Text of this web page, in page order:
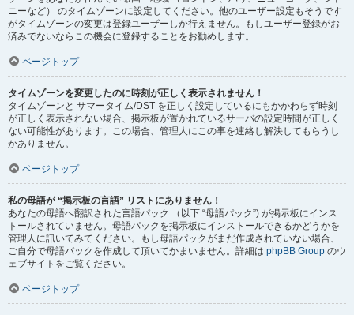
ニーなど） のタイムゾーンに設定してください。他のユーザー設定もそうです
がタイムゾーンの変更は登録ユーザーしか行えません。もしユーザー登録がお
済みでないならこの機会に登録することをお勧めします。
ページトップ
タイムゾーンを変更したのに時刻が正しく表示されません！
タイムゾーンと サマータイム/DST を正しく設定しているにもかかわらず時刻
が正しく表示されない場合、掲示板が置かれているサーバの設定時間が正しく
ない可能性があります。この場合、管理人にこの事を連絡し解決してもらうし
かありません。
ページトップ
私の母語が “掲示板の言語” リストにありません！
あなたの母語へ翻訳された言語パック （以下 “母語パック”) が掲示板にインス
トールされていません。母語パックを掲示板にインストールできるかどうかを
管理人に訊いてみてください。もし母語パックがまだ作成されていない場合、
ご自分で母語パックを作成して頂いてかまいません。詳細は phpBB Group のウ
ェブサイトをご覧ください。
ページトップ